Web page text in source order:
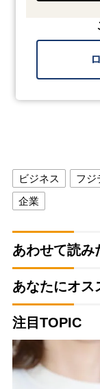
ビジネス フジ
企業
あわせて読み
あなたにオス
注目TOPIC